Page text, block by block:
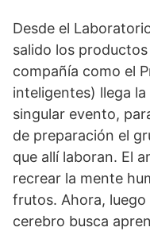
Desde el
salido los
compañía como el
inteligentes) llega
singular evento,
de preparación el
que allí laboran. El
recrear la mente
frutos. Ahora,
cerebro busca